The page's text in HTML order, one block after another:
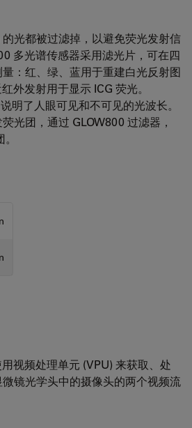
光都被过滤掉，以避免荧光发射信
多光谱传感器采用滤光片，可在四
：红、绿、蓝用于重建白光反射图
外发射用于显示 ICG 荧光。
明了人眼可见和不可见的光波长。
光团，通过 GLOW800 过滤器，
视频处理单元 (VPU) 来获取、处
镜光学头中的摄像头的两个视频流